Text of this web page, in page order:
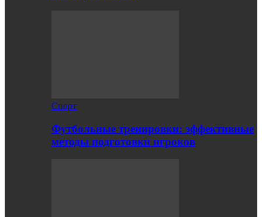
Спорт
Футбольные тренировки: эффективные
методы подготовки игроков